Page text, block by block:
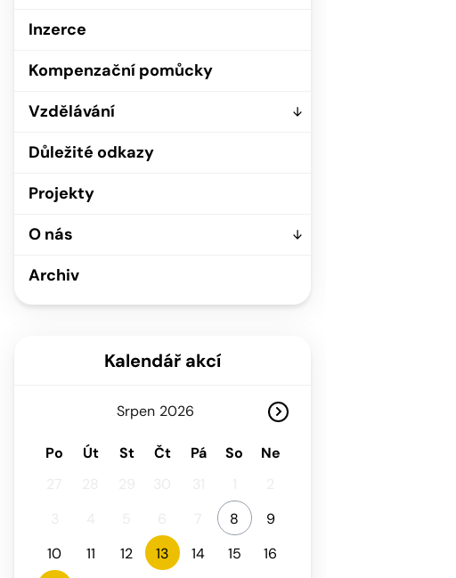
Inzerce
Kompenzační pomůcky
Vzdělávání
Důležité odkazy
Projekty
O nás
Archiv
Kalendář akcí
Srpen
Po Út St Čt Pá So
Ne
8
9
10
11 12 13 14 15
16